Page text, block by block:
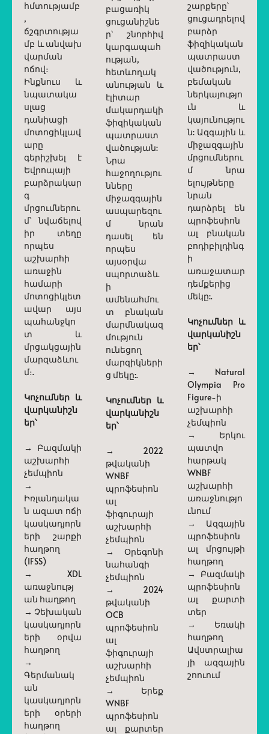
հմտությամբ
,
ճշգրտությա
մբ և անվախ
վարման
ոճով։
Ինքնուս և
նպատակա
սլաց
դանիացի
մոտոցիկլավ
արը
գերիշխել է
Եվրոպայի
բարձրակար
գ
մրցումներու
մ՝ նվաճելով
իր տեղը
որպես
աշխարհի
առաջին
համարի
մոտոցիկլետ
ավար այս
պահանջկո
տ և
մրցակցային
մարզաձևու
մ։.
Կոչումներ և
վարկանիշն
եր՝
→ Բազմակի
աշխարհի
չեմպիոն
→
Իռլանդակա
ն ազատ ոճի
կասկադյորն
երի շարքի
հաղթող
(IFSS)
→ XDL
առաջնությ
ան հաղթող
→ Չեխական
կասկադյորն
երի օրվա
հաղթող
→
Գերմանակ
ան
կասկադյորն
երի օրերի
հաղթող
բացառիկ
ցուցանիշնե
ր՝ շնորհիվ
կարգապահ
ության,
հետևողակ
անության և
էլիտար
մակարդակի
ֆիզիկական
պատրաստ
վածության:
Նրա
հաջողությու
նները
միջազգային
ասպարեզու
մ նրան
դասել են
որպես
այսօրվա
սպորտաձև
ի
ամենահմու
տ բնական
մարմնակազ
մություն
ունեցող
մարզիկների
ց մեկը:.
Կոչումներ և
վարկանիշն
եր՝
→ 2022
թվականի
WNBF
պրոֆեսիոն
ալ
ֆիգուրայի
աշխարհի
չեմպիոն
→ Օրեգոնի
նահանգի
չեմպիոն
→ 2024
թվականի
OCB
պրոֆեսիոն
ալ
ֆիգուրայի
աշխարհի
չեմպիոն
→ Երեք
WNBF
պրոֆեսիոն
ալ քարտեր
շարքերը՝
ցուցադրելով
բարձր
ֆիզիկական
պատրաստ
վածություն,
բեմական
ներկայությո
ւն և
կայունությու
ն: Ազգային և
միջազգային
մրցումներու
մ նրա
ելույթները
նրան
դարձրել են
պրոֆեսիոն
ալ բնական
բոդիբիլդինգ
ի
առաջատար
դեմքերից
մեկը:.
Կոչումներ և
վարկանիշն
եր՝
→ Natural
Olympia Pro
Figure-ի
աշխարհի
չեմպիոն
→ Երկու
պատվո
հարթակ
WNBF
աշխարհի
առաջնությո
ւնում
→ Ազգային
պրոֆեսիոն
ալ մրցույթի
հաղթող
→ Բազմակի
պրոֆեսիոն
ալ քարտի
տեր
→ Եռակի
հաղթող
Ավստրալիա
յի ազգային
շոուում